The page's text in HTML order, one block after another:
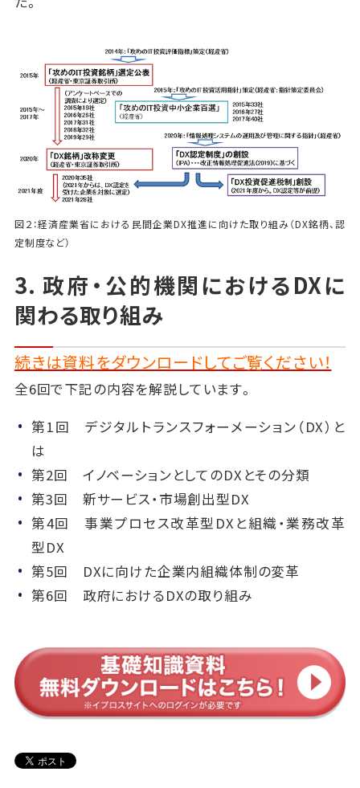
図２：経済産業省における民間企業DX推進に向けた取り組み（DX銘柄、認
定制度など）
3. 政府・公的機関におけるDXに
関わる取り組み
続きは資料をダウンロードしてご覧ください！
全6回で下記の内容を解説しています。
第1回 デジタルトランスフォーメーション（DX）と
は
第2回 イノベーションとしてのDXとその分類
第3回 新サービス・市場創出型DX
第4回 事業プロセス改革型DXと組織・業務改革
型DX
第5回 DXに向けた企業内組織体制の変革
第6回 政府におけるDXの取り組み